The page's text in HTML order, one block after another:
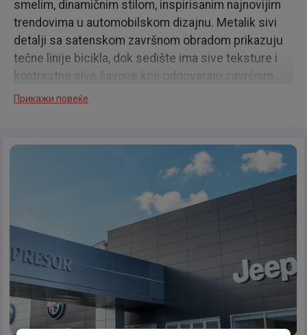
smelim, dinamičnim stilom, inspirisanim najnovijim
trendovima u automobilskom dizajnu. Metalik sivi
detalji sa satenskom završnom obradom prikazuju
tečne linije bicikla, dok sedište ima sive teksture i
kontrastne sive šavove koji odgovaraju završnim
obradama. Zadimljeno šoferšajbno dolazi sa bočnim
dizajn.
Прикажи повеќе